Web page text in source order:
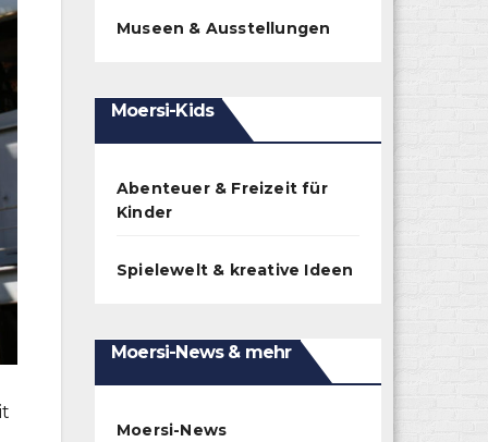
Museen & Ausstellungen
Moersi-Kids
Abenteuer & Freizeit für
Kinder
Spielewelt & kreative Ideen
Moersi-News & mehr
Moersi-News